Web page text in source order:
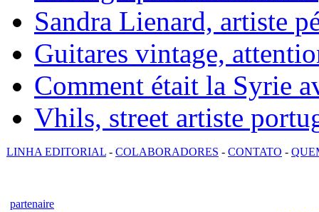
Sandra Lienard, artiste
Guitares vintage,
Comment était la Syrie
Vhils, street artiste
LINHA EDITORIAL - COLABORADORES - CONTATO -
partenaire